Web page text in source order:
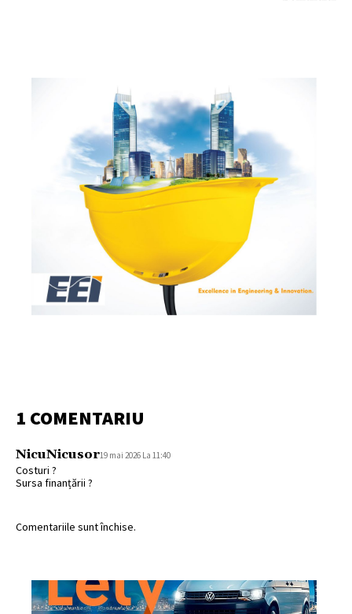
1 COMENTARIU
NicuNicusor19 mai 2026 La 11:40
Costuri ?
Sursa finanțării ?
Comentariile sunt închise.